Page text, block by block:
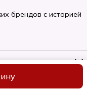
брендов с историей
ДоставкаПравила